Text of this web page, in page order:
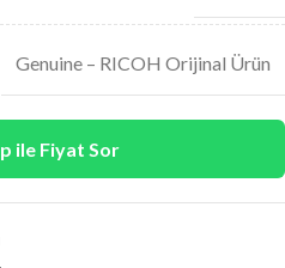
Genuine – RICOH Orijinal Ürün
ile Fiyat Sor